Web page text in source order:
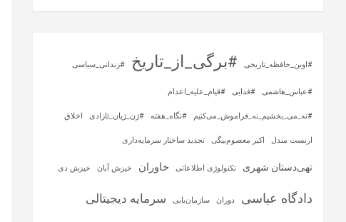
#اوین_حافظه_تاریخی #برگی_از_تاریخ #زندانی_سیاسی
#عباس_هاشمی #فدایی #قیام_علیه_اعدام
#نه_می_بخشیم_نه_فراموش_می‌کنیم #نگاه_هفته #ژن_ژیان_ئازادی اخلاق
ارنست مندل اکبر معصوم‌بیگی تجدید ساختار سرمایه‌داری
تهی‌دستان شهری تکنولوژی اطلاعاتی خاوران خیزش آبان خیزش دی
دادگاه عباسی دوران سازمان‌یابی سرمایه‌ دیجیتالی